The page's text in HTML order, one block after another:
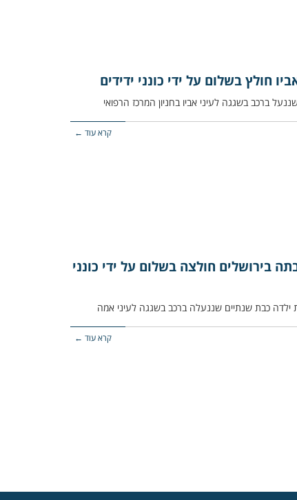
חולץ בשלום על ידי כונני ידידים
קרא עוד ←
בירושלים חולצה בשלום על ידי כונני
קרא עוד ←